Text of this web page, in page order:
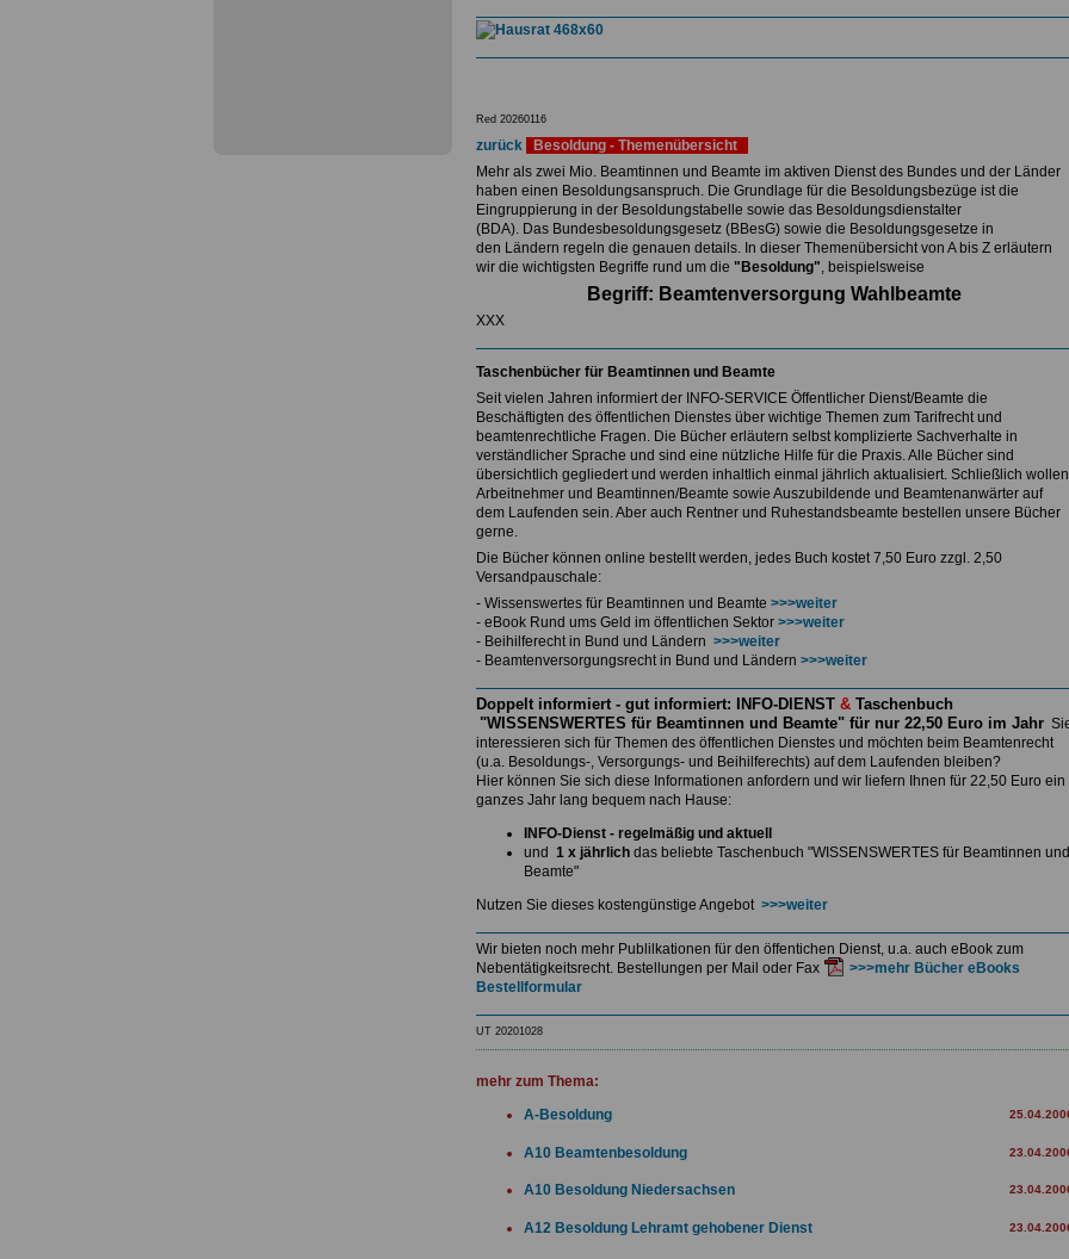
Red 20260116
zurück
Besoldung - Themenübersicht
Mehr als zwei Mio. Beamtinnen und Beamte im aktiven Dienst des Bundes und der Länder
haben einen Besoldungsanspruch. Die Grundlage für die Besoldungsbezüge ist die
Eingruppierung in der Besoldungstabelle sowie das Besoldungsdienstalter
(BDA). Das Bundesbesoldungsgesetz (BBesG) sowie die Besoldungsgesetze in
den Ländern regeln die genauen details. In dieser Themenübersicht von A bis Z erläutern
wir die wichtigsten Begriffe rund um die "Besoldung", beispielsweise
Begriff: Beamtenversorgung Wahlbeamte
XXX
Taschenbücher für Beamtinnen und Beamte
Seit vielen Jahren informiert der INFO-SERVICE Öffentlicher Dienst/Beamte die
Beschäftigten des öffentlichen Dienstes über wichtige Themen zum Tarifrecht und
beamtenrechtliche Fragen. Die Bücher erläutern selbst komplizierte Sachverhalte in
verständlicher Sprache und sind eine nützliche Hilfe für die Praxis. Alle Bücher sind
übersichtlich gegliedert und werden inhaltlich einmal jährlich aktualisiert. Schließlich wollen
Arbeitnehmer und Beamtinnen/Beamte sowie Auszubildende und Beamtenanwärter auf
dem Laufenden sein. Aber auch Rentner und Ruhestandsbeamte bestellen unsere Bücher
gerne.
Die Bücher können online bestellt werden, jedes Buch kostet 7,50 Euro zzgl. 2,50
Versandpauschale:
- Wissenswertes für Beamtinnen und Beamte >>>weiter
- eBook Rund ums Geld im öffentlichen Sektor >>>weiter
- Beihilferecht in Bund und Ländern >>>weiter
- Beamtenversorgungsrecht in Bund und Ländern >>>weiter
Doppelt informiert - gut informiert: INFO-DIENST &Taschenbuch
"WISSENSWERTES für Beamtinnen und Beamte" für nur 22,50 Euro im Jahr
interessieren sich für Themen des öffentlichen Dienstes und möchten beim Beamtenrecht
(u.a. Besoldungs-, Versorgungs- und Beihilferechts) auf dem Laufenden bleiben?
Hier können Sie sich diese Informationen anfordern und wir liefern Ihnen für 22,50 Euro ein
ganzes Jahr lang bequem nach Hause:
INFO-Dienst - regelmäßig und aktuell
und 1 x jährlich das beliebte Taschenbuch "WISSENSWERTES für Beamtinnen und
Beamte"
Nutzen Sie dieses kostengünstige Angebot >>>weiter
Wir bieten noch mehr Publilkationen für den öffentichen Dienst, u.a. auch eBook zum
Nebentätigkeitsrecht. Bestellungen per Mail oder Fax
>>>mehr Bücher eBooks
Bestellformular
UT 20201028
mehr zum Thema:
A-Besoldung
A10 Beamtenbesoldung
A10 Besoldung Niedersachsen
A12 Besoldung Lehramt gehobener Dienst